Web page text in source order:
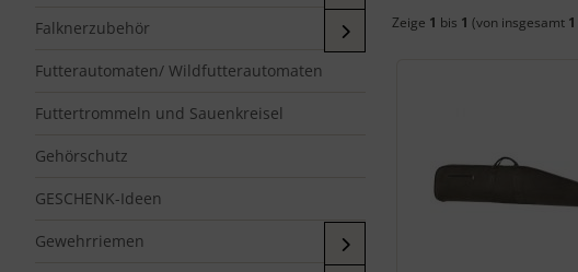
Falknerzubehör
Futterautomaten/ Wildfutterautomaten
Futtertrommeln und Sauenkreisel
Gehörschutz
GESCHENK-Ideen
Gewehrriemen
Zeige 1 bis 1 (von insgesamt 1